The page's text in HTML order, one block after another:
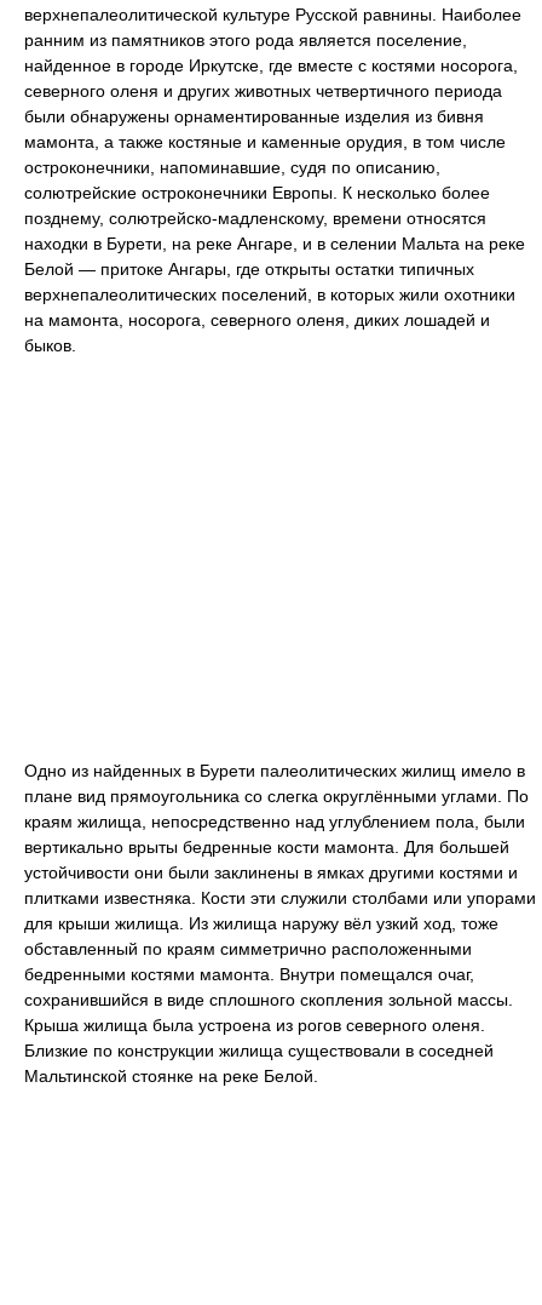
верхнепалеолитической культуре Русской равнины. Наиболее
ранним из памятников этого рода является поселение,
найденное в городе Иркутске, где вместе с костями носорога,
северного оленя и других животных четвертичного периода
были обнаружены орнаментированные изделия из бивня
мамонта, а также костяные и каменные орудия, в том числе
остроконечники, напоминавшие, судя по описанию,
солютрейские остроконечники Европы. К несколько более
позднему, солютрейско-мадленскому, времени относятся
находки в Бурети, на реке Ангаре, и в селении Мальта на реке
Белой — притоке Ангары, где открыты остатки типичных
верхнепалеолитических поселений, в которых жили охотники
на мамонта, носорога, северного оленя, диких лошадей и
быков.
Одно из найденных в Бурети палеолитических жилищ имело в
плане вид прямоугольника со слегка округлёнными углами. По
краям жилища, непосредственно над углублением пола, были
вертикально врыты бедренные кости мамонта. Для большей
устойчивости они были заклинены в ямках другими костями и
плитками известняка. Кости эти служили столбами или упорами
для крыши жилища. Из жилища наружу вёл узкий ход, тоже
обставленный по краям симметрично расположенными
бедренными костями мамонта. Внутри помещался очаг,
сохранившийся в виде сплошного скопления зольной массы.
Крыша жилища была устроена из рогов северного оленя.
Близкие по конструкции жилища существовали в соседней
Мальтинской стоянке на реке Белой.